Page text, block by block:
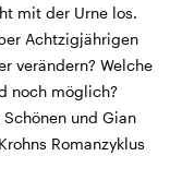
bis 30. August,
Abend bis Montag
mit der Urne los.
Achtzigjährigen
verändern? Welche
noch möglich?
und Gian
Romanzyklus